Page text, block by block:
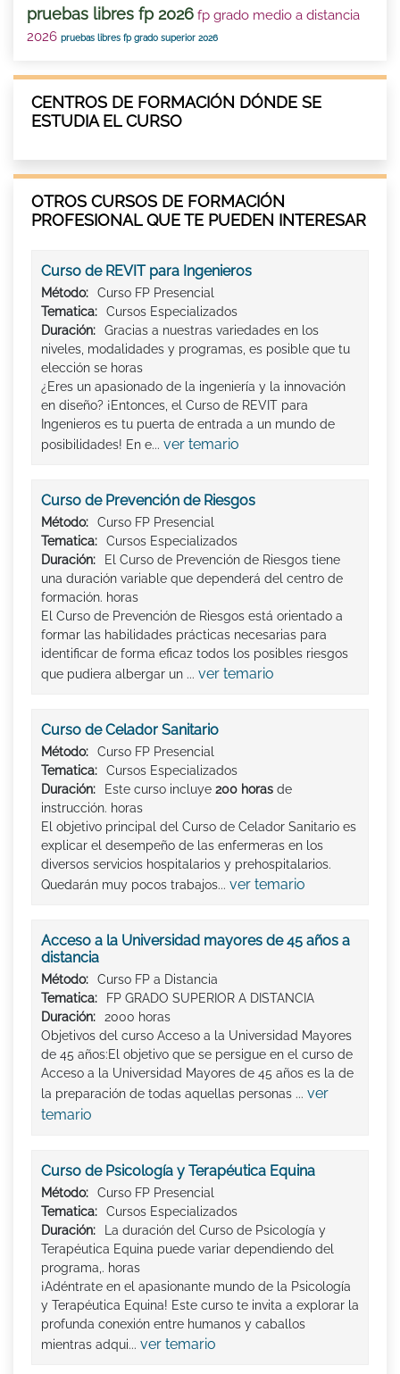
pruebas libres fp 2026 fp grado medio a distancia
2026 pruebas libres fp grado superior 2026
CENTROS DE FORMACIÓN DÓNDE SE
ESTUDIA EL CURSO
OTROS CURSOS DE FORMACIÓN
PROFESIONAL QUE TE PUEDEN INTERESAR
Curso de REVIT para Ingenieros
Método:
Curso FP Presencial
Tematica:
Cursos Especializados
Duración:
Gracias a nuestras variedades en los
niveles, modalidades y programas, es posible que tu
elección se horas
¿Eres un apasionado de la ingeniería y la innovación
en diseño? ¡Entonces, el Curso de REVIT para
Ingenieros es tu puerta de entrada a un mundo de
posibilidades! En e... ver temario
Curso de Prevención de Riesgos
Método:
Curso FP Presencial
Tematica:
Cursos Especializados
Duración:
El Curso de Prevención de Riesgos tiene
una duración variable que dependerá del centro de
formación. horas
El Curso de Prevención de Riesgos está orientado a
formar las habilidades prácticas necesarias para
identificar de forma eficaz todos los posibles riesgos
que pudiera albergar un ... ver temario
Curso de Celador Sanitario
Método:
Curso FP Presencial
Tematica:
Cursos Especializados
Duración:
Este curso incluye 200 horas de
instrucción. horas
El objetivo principal del Curso de Celador Sanitario es
explicar el desempeño de las enfermeras en los
diversos servicios hospitalarios y prehospitalarios.
Quedarán muy pocos trabajos... ver temario
Acceso a la Universidad mayores de 45 años a
distancia
Método:
Curso FP a Distancia
Tematica:
FP GRADO SUPERIOR A DISTANCIA
Duración:
2000 horas
Objetivos del curso Acceso a la Universidad Mayores
de 45 años:El objetivo que se persigue en el curso de
Acceso a la Universidad Mayores de 45 años es la de
la preparación de todas aquellas personas ... ver
temario
Curso de Psicología y Terapéutica Equina
Método:
Curso FP Presencial
Tematica:
Cursos Especializados
Duración:
La duración del Curso de Psicología y
Terapéutica Equina puede variar dependiendo del
programa,. horas
¡Adéntrate en el apasionante mundo de la Psicología
y Terapéutica Equina! Este curso te invita a explorar la
profunda conexión entre humanos y caballos
mientras adqui... ver temario